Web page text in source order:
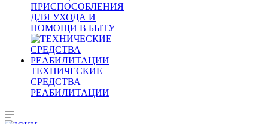
ПРИСПОСОБЛЕНИЯ
ДЛЯ УХОДА И
ПОМОЩИ В БЫТУ
ТЕХНИЧЕСКИЕ
СРЕДСТВА
РЕАБИЛИТАЦИИ